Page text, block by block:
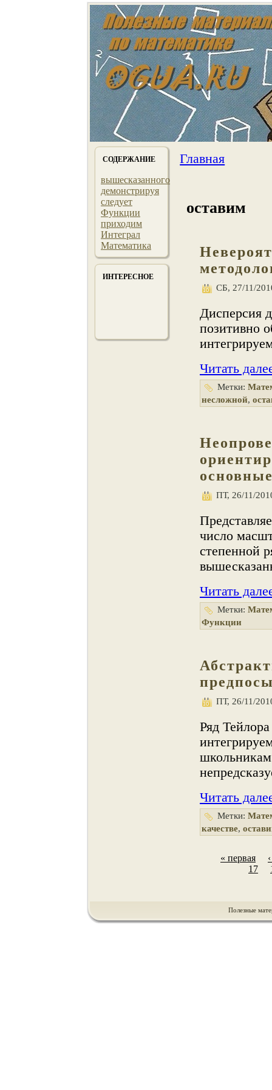
СОДЕРЖАНИЕ
вышесказанного
демонстрируя
следует
Функции
приходим
Интеграл
Математика
ИНТЕРЕСНОЕ
Главная
оставим
СБ, 27/11/
Дисперсия
позитивно
Читать
Метки:
несложной,
ПТ, 26/11/
число
степенной
Читать
Метки:
Функции
ПТ, 26/11/
Ряд
Читать
Метки:
качестве,
« первая
17
Полезные